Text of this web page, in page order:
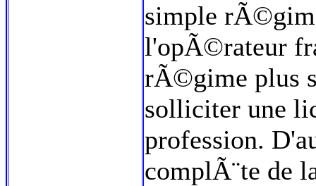
simple
l'opÃ©rateur
rÃ©gime plus
solliciter une
profession.
complÃ¨te de